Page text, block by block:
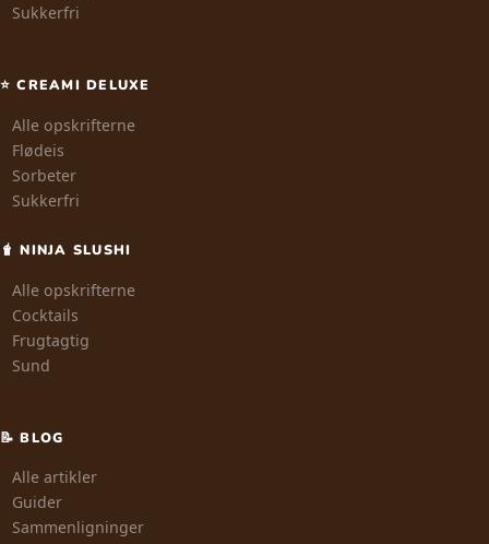
Sukkerfri
⭐ CREAMI DELUXE
Alle opskrifterne
Flødeis
Sorbeter
Sukkerfri
🧋 NINJA SLUSHI
Alle opskrifterne
Cocktails
Frugtagtig
Sund
📝 BLOG
Alle artikler
Guider
Sammenligninger